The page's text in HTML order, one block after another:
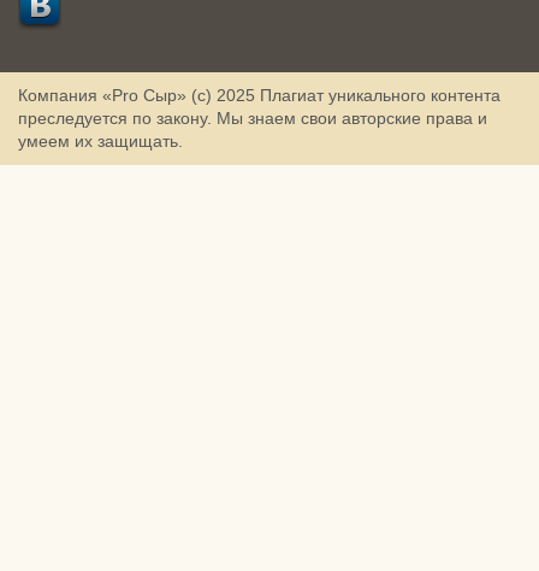
Компания «Pro Сыр» (с) 2025 Плагиат уникального контента
преследуется по закону. Мы знаем свои авторские права и
умеем их защищать.